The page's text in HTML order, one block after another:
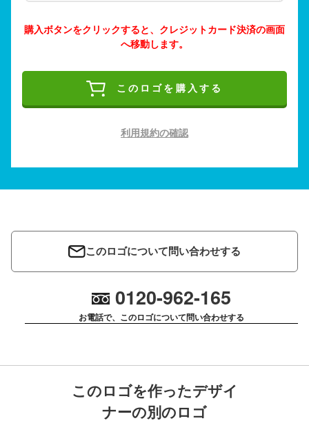
購入ボタンをクリックすると、クレジットカード決済の画面
へ移動します。
このロゴを購入する
利用規約の確認
このロゴについて問い合わせする
0120-962-165
お電話で、このロゴについて問い合わせする
このロゴを作ったデザイ
ナーの別のロゴ